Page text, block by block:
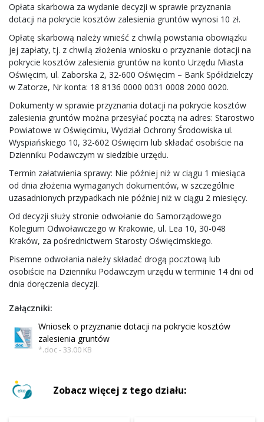
Opłata skarbowa za wydanie decyzji w sprawie przyznania
dotacji na pokrycie kosztów zalesienia gruntów wynosi 10 zł.
Opłatę skarbową należy wnieść z chwilą powstania obowiązku
jej zapłaty, tj. z chwilą złożenia wniosku o przyznanie dotacji na
pokrycie kosztów zalesienia gruntów na konto Urzędu Miasta
Oświęcim, ul. Zaborska 2, 32-600 Oświęcim – Bank Spółdzielczy
w Zatorze, Nr konta: 18 8136 0000 0031 0008 2000 0020.
Dokumenty w sprawie przyznania dotacji na pokrycie kosztów
zalesienia gruntów można przesyłać pocztą na adres: Starostwo
Powiatowe w Oświęcimiu, Wydział Ochrony Środowiska ul.
Wyspiańskiego 10, 32-602 Oświęcim lub składać osobiście na
Dzienniku Podawczym w siedzibie urzędu.
Termin załatwienia sprawy: Nie później niż w ciągu 1 miesiąca
od dnia złożenia wymaganych dokumentów, w szczególnie
uzasadnionych przypadkach nie później niż w ciągu 2 miesięcy.
Od decyzji służy stronie odwołanie do Samorządowego
Kolegium Odwoławczego w Krakowie, ul. Lea 10, 30-048
Kraków, za pośrednictwem Starosty Oświęcimskiego.
Pisemne odwołania należy składać drogą pocztową lub
osobiście na Dzienniku Podawczym urzędu w terminie 14 dni od
dnia doręczenia decyzji.
Załączniki:
Wniosek o przyznanie dotacji na pokrycie kosztów
zalesienia gruntów
*.doc - 33.00 KB
Zobacz więcej z tego działu: